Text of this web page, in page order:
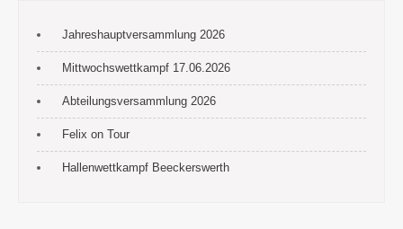
Jahreshauptversammlung 2026
Mittwochswettkampf 17.06.2026
Abteilungsversammlung 2026
Felix on Tour
Hallenwettkampf Beeckerswerth